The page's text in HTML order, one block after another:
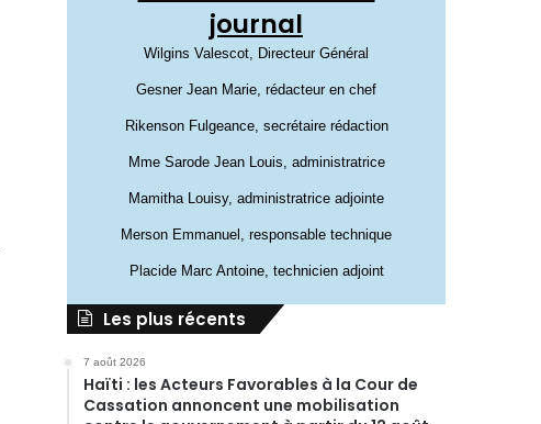
journal
Wilgins Valescot, Directeur Général
Gesner Jean Marie, rédacteur en chef
Rikenson Fulgeance, secrétaire rédaction
Mme Sarode Jean Louis, administratrice
Mamitha Louisy, administratrice adjointe
Merson Emmanuel, responsable technique
Placide Marc Antoine, technicien adjoint
Les plus récents
7 août 2026
Haïti : les Acteurs Favorables à la Cour de
Cassation annoncent une mobilisation